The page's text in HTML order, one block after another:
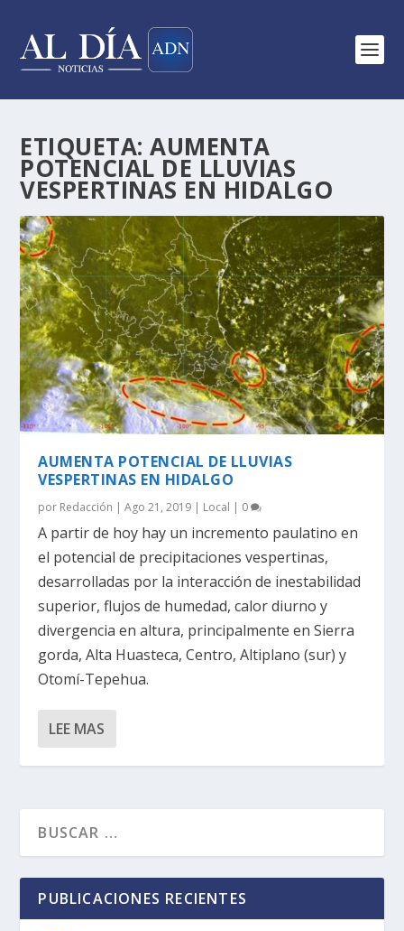
ETIQUETA:AUMENTA
POTENCIAL DE LLUVIAS
VESPERTINAS EN HIDALGO
AUMENTA POTENCIAL DE LLUVIAS
VESPERTINAS EN HIDALGO
por Redacción |Ago 21, 2019 | Local | 0
A partir de hoy hay un incremento paulatino en
el potencial de precipitaciones vespertinas,
desarrolladas por la interacción de inestabilidad
superior, flujos de humedad, calor diurno y
divergencia en altura, principalmente en Sierra
gorda, Alta Huasteca, Centro, Altiplano (sur) y
Otomí-Tepehua.
LEE MAS
PUBLICACIONES RECIENTES